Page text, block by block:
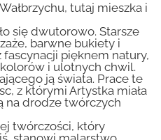
tutaj mieszka i
się dwutorowo. Starsze
barwne bukiety i
fascynacji pięknem natury,
i ulotnych chwil.
ją świata. Prace te
z którymi Artystka miała
na drodze twórczych
twórczości, który